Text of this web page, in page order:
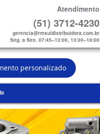
personalizado
Atendimento
(51) 3712-4230
gerencia@rmsuldistribuidora.com.br
Seg. a Sex. 07:45–12:00, 13:30–18:00